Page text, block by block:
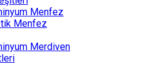
Menfez
Menfez
Merdiven